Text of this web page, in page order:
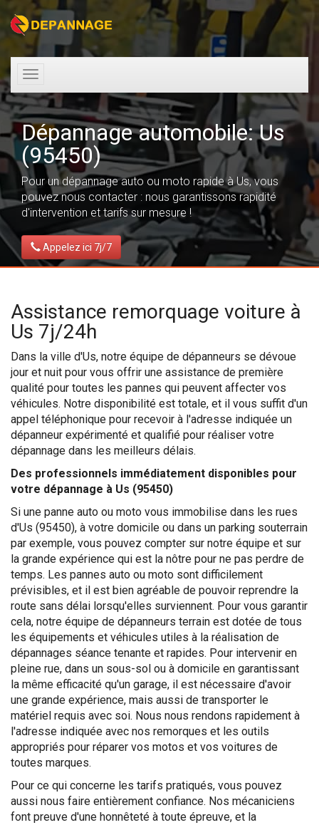
Toggle
navigation
Dépannage automobile: Us
(95450)
Pour un dépannage auto ou moto rapide à Us, vous
pouvez nous contacter : nous garantissons rapidité
d'intervention et tarifs sur mesure !
Appelez ici 7j/7
Assistance remorquage voiture à
Us 7j/24h
Dans la ville d'Us, notre équipe de dépanneurs se dévoue
jour et nuit pour vous offrir une assistance de première
qualité pour toutes les pannes qui peuvent affecter vos
véhicules. Notre disponibilité est totale, et il vous suffit d'un
appel téléphonique pour recevoir à l'adresse indiquée un
dépanneur expérimenté et qualifié pour réaliser votre
dépannage dans les meilleurs délais.
Des professionnels immédiatement disponibles pour
votre dépannage à Us (95450)
Si une panne auto ou moto vous immobilise dans les rues
d'Us (95450), à votre domicile ou dans un parking souterrain
par exemple, vous pouvez compter sur notre équipe et sur
la grande expérience qui est la nôtre pour ne pas perdre de
temps. Les pannes auto ou moto sont difficilement
prévisibles, et il est bien agréable de pouvoir reprendre la
route sans délai lorsqu'elles surviennent. Pour vous garantir
cela, notre équipe de dépanneurs terrain est dotée de tous
les équipements et véhicules utiles à la réalisation de
dépannages séance tenante et rapides. Pour intervenir en
pleine rue, dans un sous-sol ou à domicile en garantissant
la même efficacité qu'un garage, il est nécessaire d'avoir
une grande expérience, mais aussi de transporter le
matériel requis avec soi. Nous nous rendons rapidement à
l'adresse indiquée avec nos remorques et les outils
appropriés pour réparer vos motos et vos voitures de
toutes marques.
Pour ce qui concerne les tarifs pratiqués, vous pouvez
aussi nous faire entièrement confiance. Nos mécaniciens
font preuve d'une honnêteté à toute épreuve, et la